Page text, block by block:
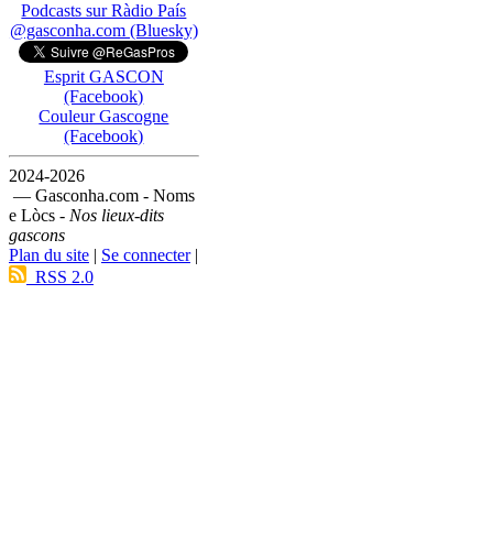
Podcasts sur Ràdio País
@gasconha.com (Bluesky)
Esprit GASCON
(Facebook)
Couleur Gascogne
(Facebook)
2024-2026
— Gasconha.com - Noms
e Lòcs - Nos lieux-dits
gascons
Plan du site | Se connecter|
RSS 2.0